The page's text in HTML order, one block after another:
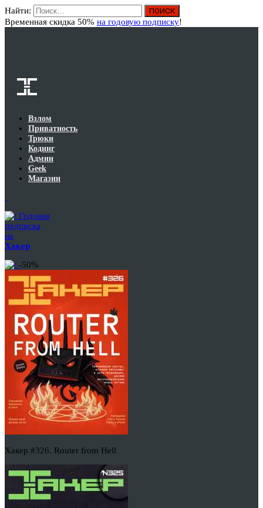
Найти:
Временная скидка 50% на годовую подписку!
Взлом
Приватность
Трюки
Кодинг
Админ
Geek
Магазин
Годовая
подписка
на
Хакер
-50%
Хакер #326. Router from Hell